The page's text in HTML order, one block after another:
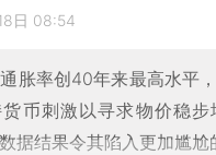
日 08:54
胀率创40年来最高水平
币刺激以寻求物价稳步
据结果令其陷入更加尴尬